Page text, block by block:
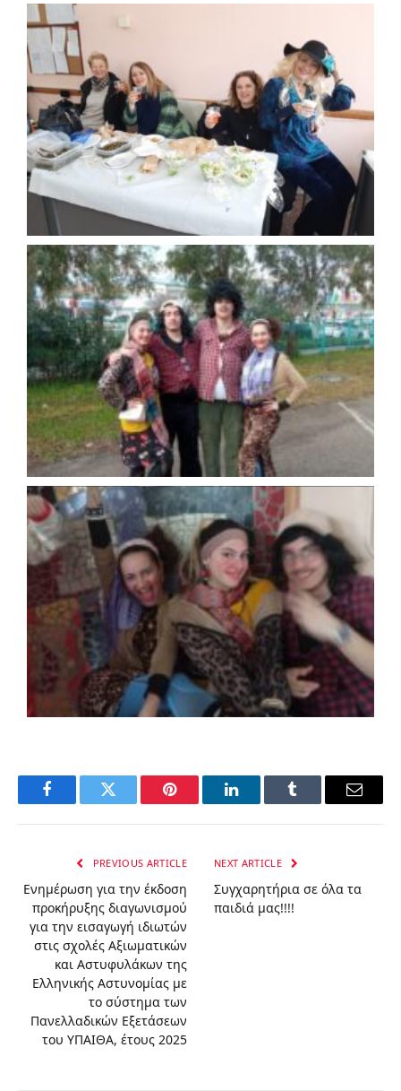
FacebookTwitter Pinterest LinkedInTumblr Email
PREVIOUS ARTICLE
Ενημέρωση για την έκδοση
προκήρυξης διαγωνισμού
για την εισαγωγή ιδιωτών
στις σχολές Αξιωματικών
και Αστυφυλάκων της
Ελληνικής Αστυνομίας με
το σύστημα των
Πανελλαδικών Εξετάσεων
του ΥΠΑΙΘΑ, έτους 2025
NEXT ARTICLE
Συγχαρητήρια σε όλα τα
παιδιά μας!!!!